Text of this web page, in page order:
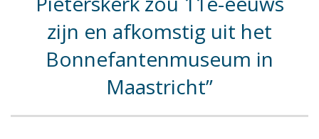
zijn en afkomstig uit het
Bonnefantenmuseum in
Maastricht